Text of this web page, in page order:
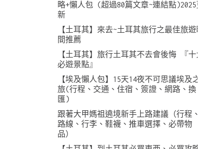
略+懶人包 (超過80篇文章~連結點)2025更
新
【土耳其】來去~土耳其旅行之最佳旅遊時
間推薦
【土耳其】旅行土耳其不去會後悔 『十大
必遊景點』
【埃及懶人包】15天14夜不可思議埃及之
旅(行程、交通、住宿、簽證、網路、換
匯)
跟著大甲媽祖遶境新手上路建議（行程、
路線、行李、鞋襪、推車選擇、必帶物
品）